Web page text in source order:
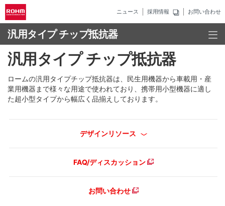
ニュース 採用情報 お問い合わせ
汎用タイプ チップ抵抗器
汎用タイプ チップ抵抗器
ロームの汎用タイプチップ抵抗器は、民生用機器から車載用・産
業用機器まで様々な用途で使われており、携帯用小型機器に適し
た超小型タイプから幅広く品揃えしております。
デザインリソース
FAQ/ディスカッション
お問い合わせ